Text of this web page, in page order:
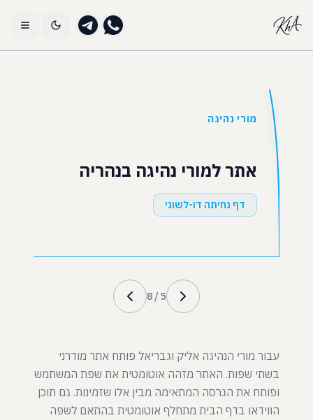
מורי נהיגה
אתר למורי נהיגה בנהריה
דף נחיתה דו-לשוני
5
/
8
עבור מורי הנהיגה אליק וגבריאל פותח אתר מודרני
בשתי שפות. האתר מזהה אוטומטית את שפת המשתמש
ופותח את הגרסה המתאימה מבין אלו שזמינות. גם תוכן
הווידאו בדף הבית מתחלף אוטומטית בהתאם לשפה